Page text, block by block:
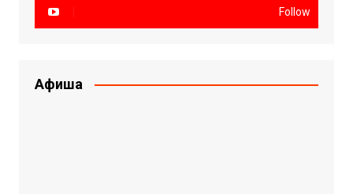
Follow
Афиша